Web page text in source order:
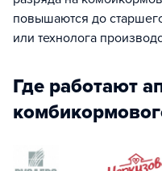
повышаются до
или технолога
Где работают